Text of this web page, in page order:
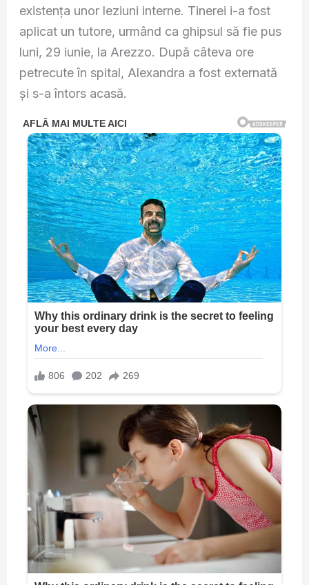
existența unor leziuni interne. Tinerei i-a fost
aplicat un tutore, urmând ca ghipsul să fie pus
luni, 29 iunie, la Arezzo. După câteva ore
petrecute în spital, Alexandra a fost externată
și s-a întors acasă.